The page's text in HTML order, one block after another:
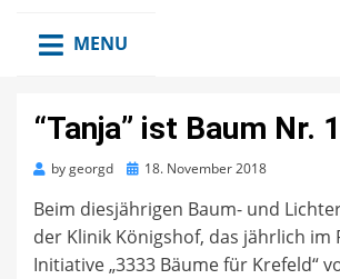
MENU
“Tanja” ist Baum Nr.
bygeorgd
Posted18. November 2018
Beim diesjährigen Baum- und
der Klinik Königshof, das jährlich im
Initiative „3333 Bäume für Krefeld“